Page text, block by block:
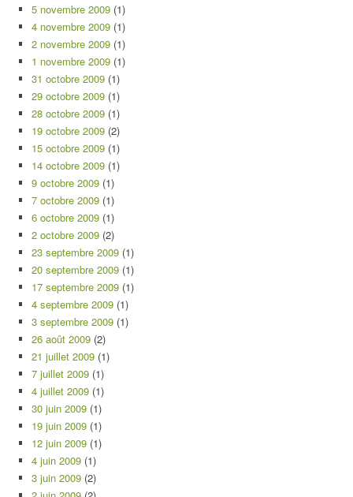
5 novembre 2009 (1)
4 novembre 2009 (1)
2 novembre 2009 (1)
1 novembre 2009 (1)
31 octobre 2009 (1)
29 octobre 2009 (1)
28 octobre 2009 (1)
19 octobre 2009 (2)
15 octobre 2009 (1)
14 octobre 2009 (1)
9 octobre 2009 (1)
7 octobre 2009 (1)
6 octobre 2009 (1)
2 octobre 2009 (2)
23 septembre 2009 (1)
20 septembre 2009 (1)
17 septembre 2009 (1)
4 septembre 2009 (1)
3 septembre 2009 (1)
26 août 2009 (2)
21 juillet 2009 (1)
7 juillet 2009 (1)
4 juillet 2009 (1)
30 juin 2009 (1)
19 juin 2009 (1)
12 juin 2009 (1)
4 juin 2009 (1)
3 juin 2009 (2)